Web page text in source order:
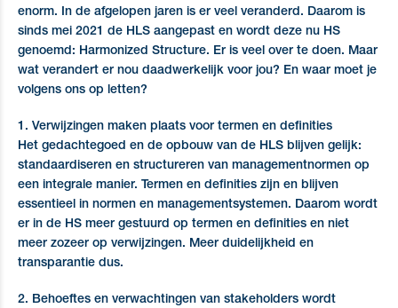
enorm. In de afgelopen jaren is er veel veranderd. Daarom is
sinds mei 2021 de HLS aangepast en wordt deze nu HS
genoemd: Harmonized Structure. Er is veel over te doen. Maar
wat verandert er nou daadwerkelijk voor jou? En waar moet je
volgens ons op letten?
1. Verwijzingen maken plaats voor termen en definities
Het gedachtegoed en de opbouw van de HLS blijven gelijk:
standaardiseren en structureren van managementnormen op
een integrale manier. Termen en definities zijn en blijven
essentieel in normen en managementsystemen. Daarom wordt
er in de HS meer gestuurd op termen en definities en niet
meer zozeer op verwijzingen. Meer duidelijkheid en
transparantie dus.
2. Behoeftes en verwachtingen van stakeholders wordt